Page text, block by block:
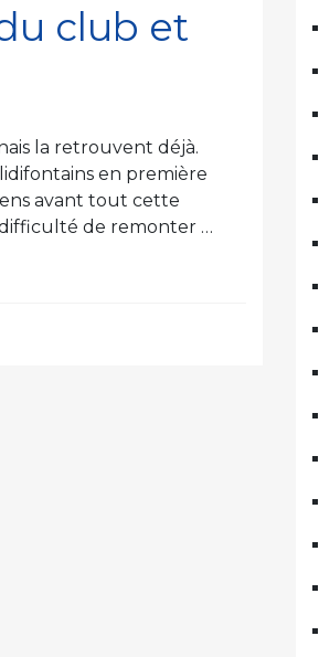
club et
la retrouvent déjà.
en première
avant tout cette
de remonter …